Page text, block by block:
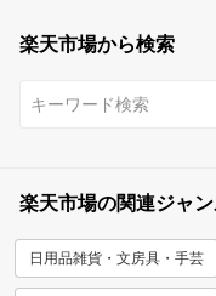
楽天市場から検索
楽天市場の関連ジャ
日用品雑貨・文房具・手芸